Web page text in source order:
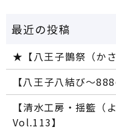
★【八王子鵲祭（かさ
【八王子八結び～
【清水工房・揺籃
Vol.113】